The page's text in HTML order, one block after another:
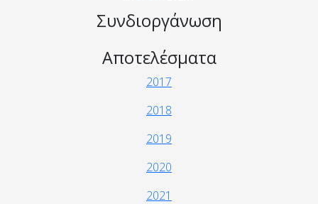
Συνδιοργάνωση
Αποτελέσματα
2017
2018
2019
2020
2021